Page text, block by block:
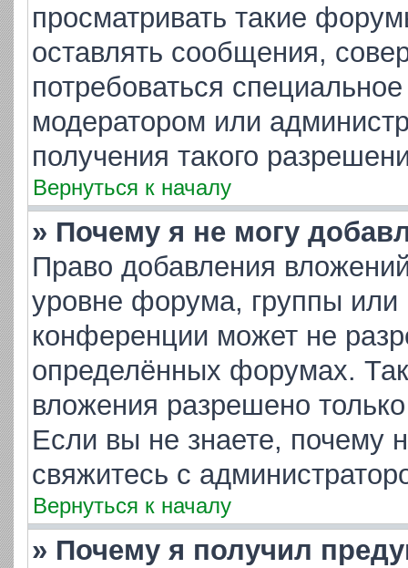
просматривать такие
оставлять сообщения,
потребоваться
модератором или
получения такого
Вернуться к началу
» Почему я не могу
Право добавления
уровне форума, группы или
конференции может не
определённых форумах.
вложения разрешено
Если вы не знаете, почему
свяжитесь с
Вернуться к началу
» Почему я получил